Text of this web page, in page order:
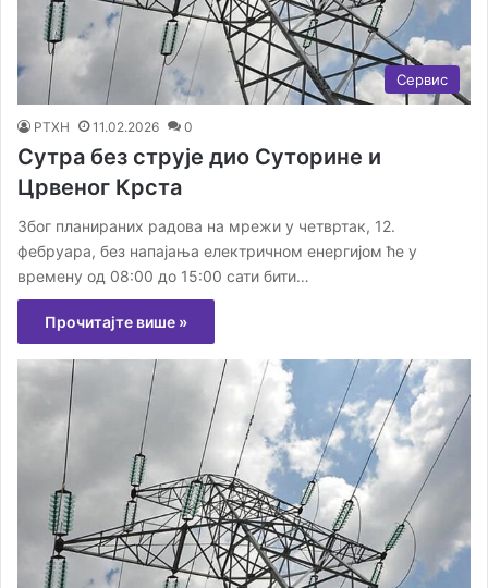
Сервис
РТХН 11.02.2026 0
Сутра без струје дио Суторине и
Црвеног Крста
Због планираних радова на мрежи у четвртак, 12.
фебруара, без напајања електричном енергијом ће у
времену од 08:00 до 15:00 сати бити…
Прочитајте више »